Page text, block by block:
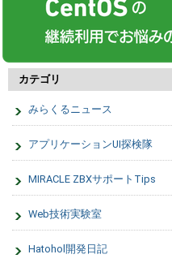
カテゴリ
みらくるニュース
アプリケーションUI探検隊
MIRACLE ZBXサポートTips
Web技術実験室
Hatohol開発日記